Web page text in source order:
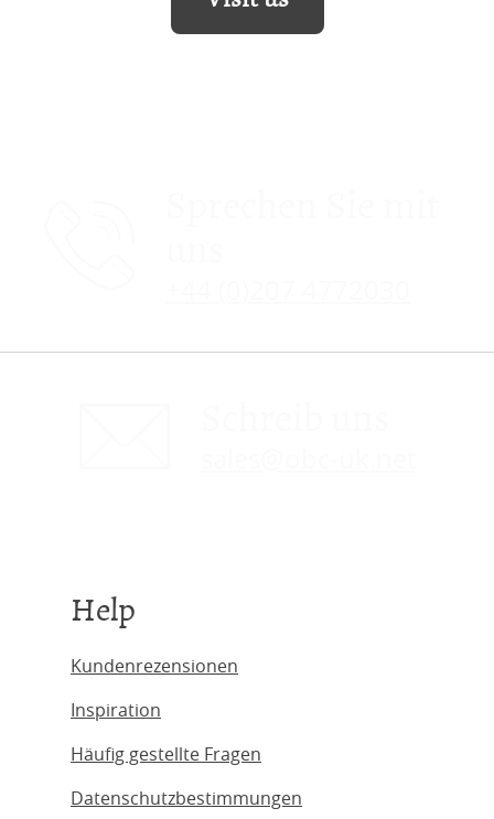
Help
Kundenrezensionen
Inspiration
Häufig gestellte Fragen
Datenschutzbestimmungen